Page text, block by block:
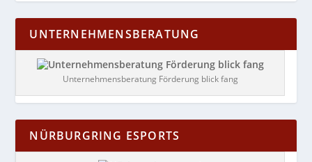
UNTERNEHMENSBERATUNG
Unternehmensberatung Förderung blick fang
NÜRBURGRING ESPORTS